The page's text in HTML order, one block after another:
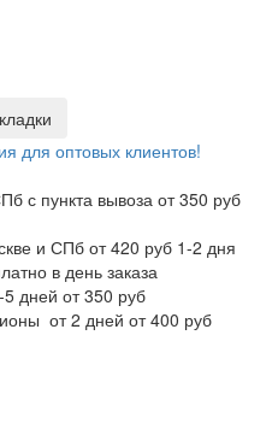
для оптовых клиентов!
с пункта вывоза от 350 руб
и СПб от 420 руб 1-2 дня
в день заказа
дней от 350 руб
от 2 дней от 400 руб